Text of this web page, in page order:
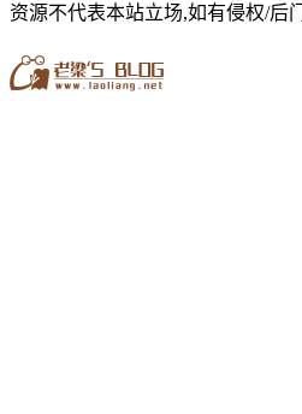
资源不代表本站立场,如有侵权/后